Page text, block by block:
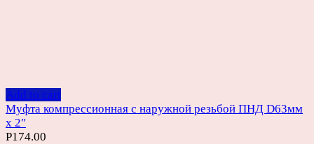
Add to cart
Муфта компрессионная с наружной резьбой ПНД D63мм
х 2″
Р174.00